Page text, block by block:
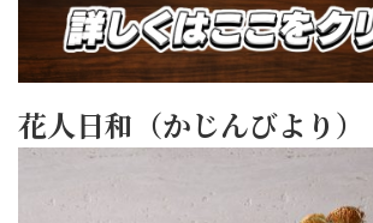
花人日和（かじんびより）